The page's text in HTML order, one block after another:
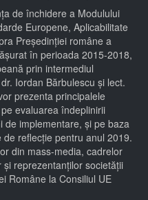
de închidere a Modulului
Europene, Aplicabilitate
Președinției române a
în perioada 2015-2018,
prin intermediul
Iordan Bărbulescu și lect.
prezenta principalele
evaluarea îndeplinirii
de implementare, și pe baza
reflecție pentru anul 2019.
din mass-media, cadrelor
reprezentanților societății
Române la Consiliul UE